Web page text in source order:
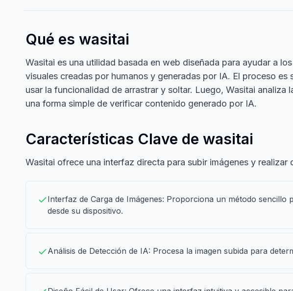
Qué es wasitai
Wasitai es una utilidad basada en web diseñada para ayudar a
visuales creadas por humanos y generadas por IA. El proceso
usar la funcionalidad de arrastrar y soltar. Luego, Wasitai
una forma simple de verificar contenido generado por IA.
Características Clave de wasitai
Wasitai ofrece una interfaz directa para subir imágenes y realizar
Interfaz de Carga de Imágenes: Proporciona un método
desde su dispositivo.
Análisis de Detección de IA: Procesa la imagen subida para